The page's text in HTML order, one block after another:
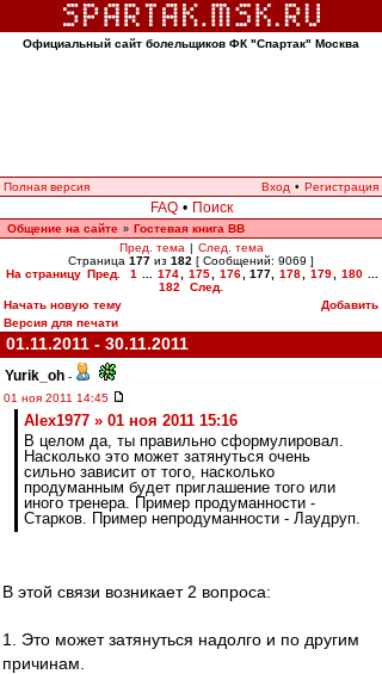
Официальный сайт болельщиков ФК "Спартак" Москва
Полная версия Вход • Регистрация
FAQ • Поиск
Общение на сайте » Гостевая книга ВВ
Пред. тема | След. тема
Страница 177 из 182 [ Сообщений: 9069 ]
На страницу Пред. 1 174 175 176 177, 178 179 180
182
След.
Начать новую тему
Добавить
Версия для печати
01.11.2011 - 30.11.2011
Yurik_oh -
01 ноя 2011 14:45
Alex1977 » 01 ноя 2011 15:16
В целом да, ты правильно сформулировал.
Насколько это может затянуться очень
сильно зависит от того, насколько
продуманным будет приглашение того или
иного тренера. Пример продуманности -
Старков. Пример непродуманности - Лаудруп.
В этой связи возникает 2 вопроса:
1. Это может затянуться надолго и по другим
причинам.